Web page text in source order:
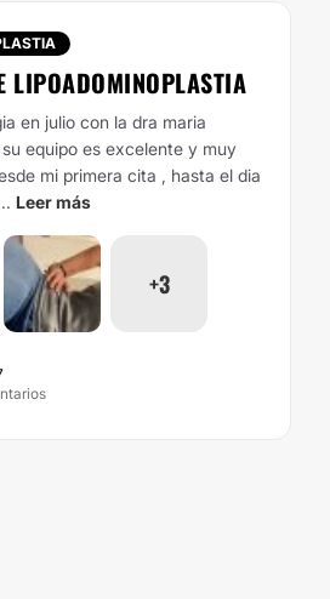
LIPOADOMINOPLASTIA
en julio con la dra maria
equipo es excelente y muy
mi primera cita , hasta el dia
Leer más
+3